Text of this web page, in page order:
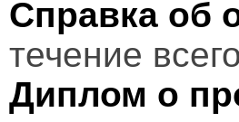
Справка об
течение
Диплом о